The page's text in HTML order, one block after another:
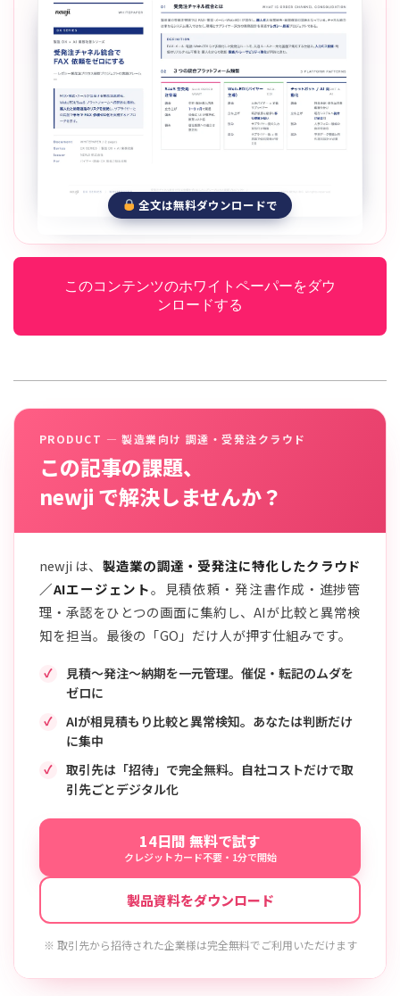
全文は無料ダウンロードで
このコンテンツのホワイトペーパーをダウ
ンロードする
PRODUCT — 製造業向け 調達・受発注クラウド
この記事の課題、
newji で解決しませんか？
newji は、 製造業の調達・受発注に特化したクラウド
／AIエージェント。見積依頼・発注書作成・進捗管
理・承認をひとつの画面に集約し、AIが比較と異常検
知を担当。最後の「GO」だけ人が押す仕組みです。
見積〜発注〜納期を一元管理。催促・転記のムダを
ゼロに
AIが相見積もり比較と異常検知。あなたは判断だけ
に集中
取引先は「招待」で完全無料。自社コストだけで取
引先ごとデジタル化
14日間 無料で試す
クレジットカード不要・1分で開始
製品資料をダウンロード
※ 取引先から招待された企業様は完全無料でご利用いただけます